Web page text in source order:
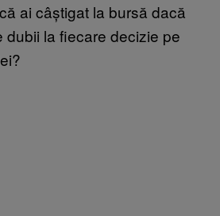
ai câștigat la bursă dacă
dubii la fiecare decizie pe